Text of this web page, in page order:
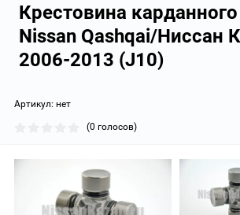
Крестовина
Nissan Qashqai/Ниссан
2006-2013 (J10)
Артикул: нет
(0 голосов)